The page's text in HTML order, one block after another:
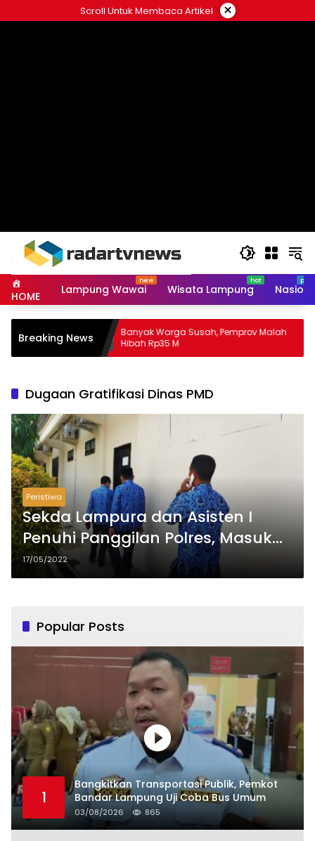
to
Scroll Untuk Membaca Artikel ×
HOME Lampung Wawai Wisata Lampung
Breaking NewsBanyak Warga Susah, Pemprov Malah
Hibah Rp35 M
Dugaan Gratifikasi Dinas PMD
Peristiwa
Sekda Lampura dan Asisten I
Penuhi Panggilan Polres, Masuk
Lewat Pintu Belakang
17/05/2022
Popular Posts
1
Bangkitkan Transportasi Publik, Pemkot
Bandar Lampung Uji Coba Bus Umum
03/08/2026 865